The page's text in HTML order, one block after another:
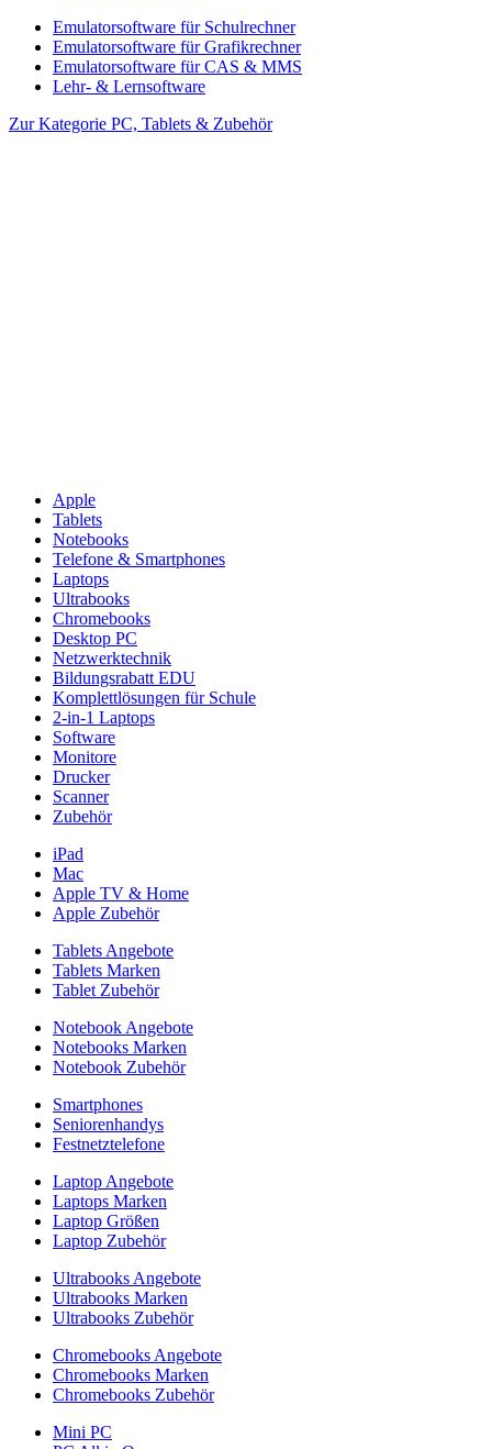
Emulatorsoftware für Schulrechner
Emulatorsoftware für Grafikrechner
Emulatorsoftware für CAS & MMS
Lehr- & Lernsoftware
Zur Kategorie PC, Tablets & Zubehör
Apple
Tablets
Notebooks
Telefone & Smartphones
Laptops
Ultrabooks
Chromebooks
Desktop PC
Netzwerktechnik
Bildungsrabatt EDU
Komplettlösungen für Schule
2-in-1 Laptops
Software
Monitore
Drucker
Scanner
Zubehör
iPad
Mac
Apple TV & Home
Apple Zubehör
Tablets Angebote
Tablets Marken
Tablet Zubehör
Notebook Angebote
Notebooks Marken
Notebook Zubehör
Smartphones
Seniorenhandys
Festnetztelefone
Laptop Angebote
Laptops Marken
Laptop Größen
Laptop Zubehör
Ultrabooks Angebote
Ultrabooks Marken
Ultrabooks Zubehör
Chromebooks Angebote
Chromebooks Marken
Chromebooks Zubehör
Mini PC